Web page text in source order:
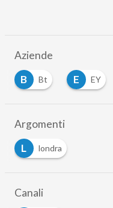
Aziende
B
Bt E EY
Argomenti
L
londra
Canali